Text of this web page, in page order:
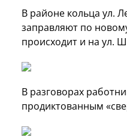
В районе кольца ул.
заправляют по
происходит и на ул.
В разговорах
продиктованным